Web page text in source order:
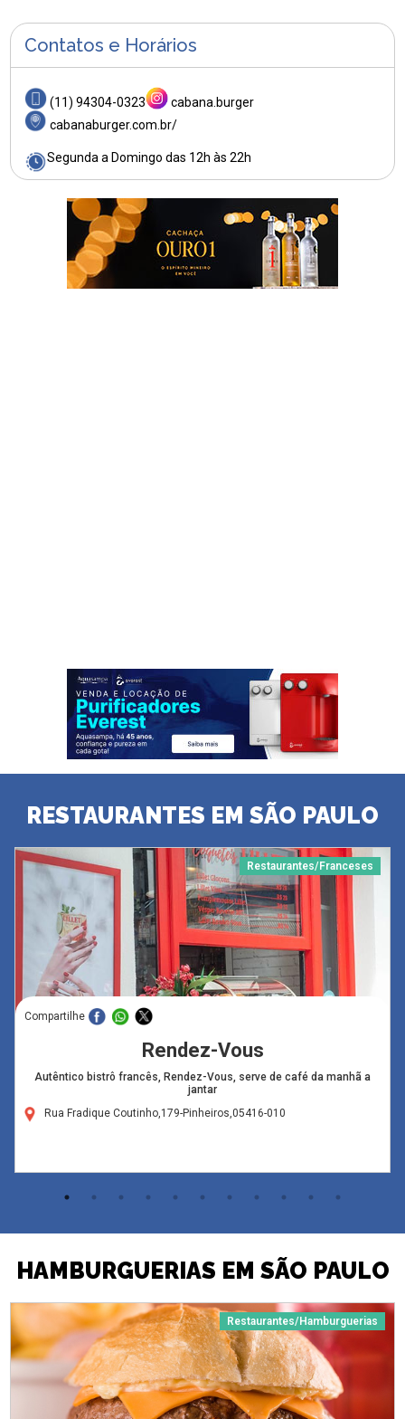
Contatos e Horários
(11) 94304-0323
cabana.burger
cabanaburger.com.br/
Segunda a Domingo das 12h às 22h
RESTAURANTES EM SÃO PAULO
Restaurantes/Franceses
Compartilhe
Rendez-Vous
Autêntico bistrô francês, Rendez-Vous, serve de café da manhã a
jantar
Rua Fradique Coutinho,179-Pinheiros,05416-010
HAMBURGUERIAS EM SÃO PAULO
Restaurantes/Hamburguerias